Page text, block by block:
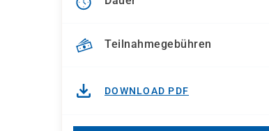
Teilnahmegebühren
DOWNLOAD PDF